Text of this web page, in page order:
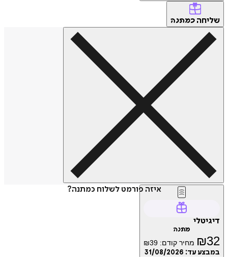
שליחה כמתנה
איזה פורמט לשלוח כמתנה?
דיגיטלי
מתנה
₪32 מחיר קודם: ₪39
במבצע עד: 31/08/2026